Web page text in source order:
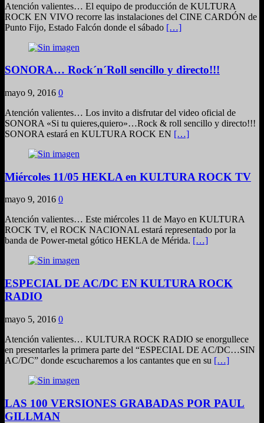
Atención valientes… El equipo de producción de KULTURA
ROCK EN VIVO recorre las instalaciones del CINE CARDÓN de
Punto Fijo, Estado Falcón donde el sábado […]
SONORA… Rock´n´Roll sencillo y directo!!!
mayo 9, 2016 0
Atención valientes… Los invito a disfrutar del video oficial de
SONORA «Si tu quieres,quiero»…Rock & roll sencillo y directo!!!
SONORA estará en KULTURA ROCK EN […]
Miércoles 11/05 HEKLA en KULTURA ROCK TV
mayo 9, 2016 0
Atención valientes… Este miércoles 11 de Mayo en KULTURA
ROCK TV, el ROCK NACIONAL estará representado por la
banda de Power-metal gótico HEKLA de Mérida. […]
ESPECIAL DE AC/DC EN KULTURA ROCK
RADIO
mayo 5, 2016 0
Atención valientes… KULTURA ROCK RADIO se enorgullece
en presentarles la primera parte del “ESPECIAL DE AC/DC…SIN
AC/DC” donde escucharemos a los cantantes que en su […]
LAS 100 VERSIONES GRABADAS POR PAUL
GILLMAN